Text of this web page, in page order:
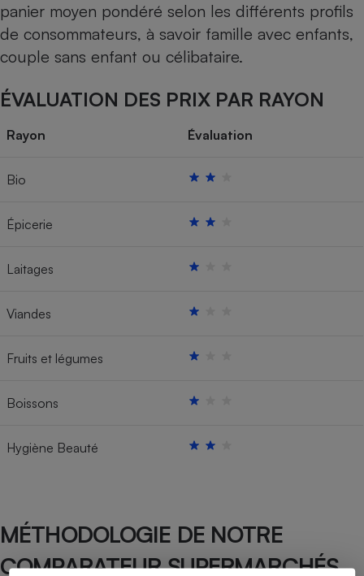
panier moyen pondéré selon les différents profils
de consommateurs, à savoir famille avec enfants,
couple sans enfant ou célibataire.
ÉVALUATION DES PRIX PAR RAYON
Rayon Évaluation
Bio
Épicerie
Laitages
Viandes
Fruits et légumes
Boissons
Hygiène Beauté
MÉTHODOLOGIE DE NOTRE
COMPARATEUR SUPERMARCHÉS